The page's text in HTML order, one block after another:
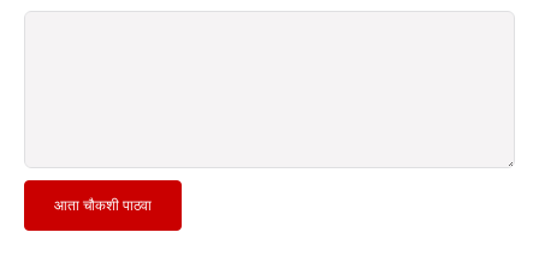
आता चौकशी पाठवा